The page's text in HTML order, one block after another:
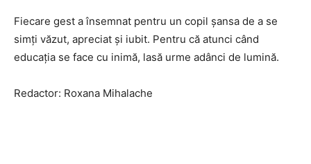
Fiecare gest a însemnat pentru un copil șansa de a se
simți văzut, apreciat și iubit. Pentru că atunci când
educația se face cu inimă, lasă urme adânci de lumină.
Redactor: Roxana Mihalache